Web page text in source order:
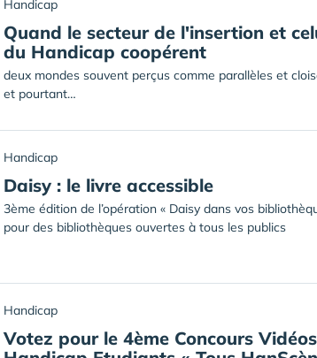
Handicap
Quand le secteur de l'insertion et
du Handicap coopérent
deux mondes souvent perçus comme parallèles et
et pourtant…
Handicap
Daisy : le livre accessible
3ème édition de l’opération « Daisy dans vos
pour des bibliothèques ouvertes à tous les publics
Handicap
Votez pour le 4ème Concours Vidéos